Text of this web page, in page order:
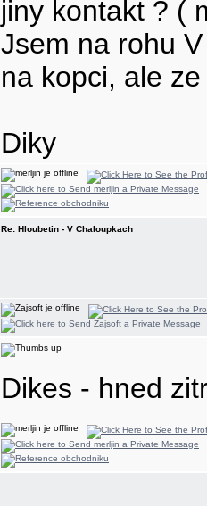
jiny kontakt ? (
Jsem na rohu
na kopci, ale
Diky
Re: Hloubetin - V Chaloupkach
Dikes - hned